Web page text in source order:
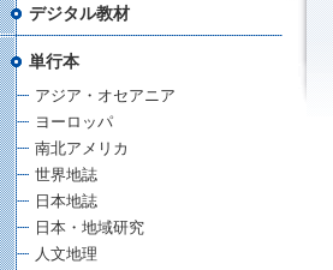
デジタル教材
単行本
アジア・オセアニア
ヨーロッパ
南北アメリカ
世界地誌
日本地誌
日本・地域研究
人文地理